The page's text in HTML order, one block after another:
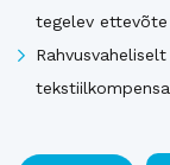
tegelev ettevõte